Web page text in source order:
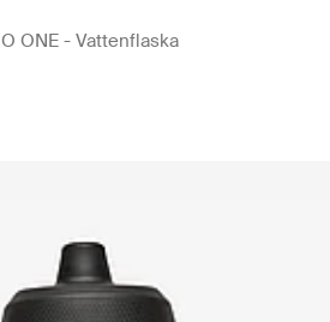
ONE - Vattenflaska